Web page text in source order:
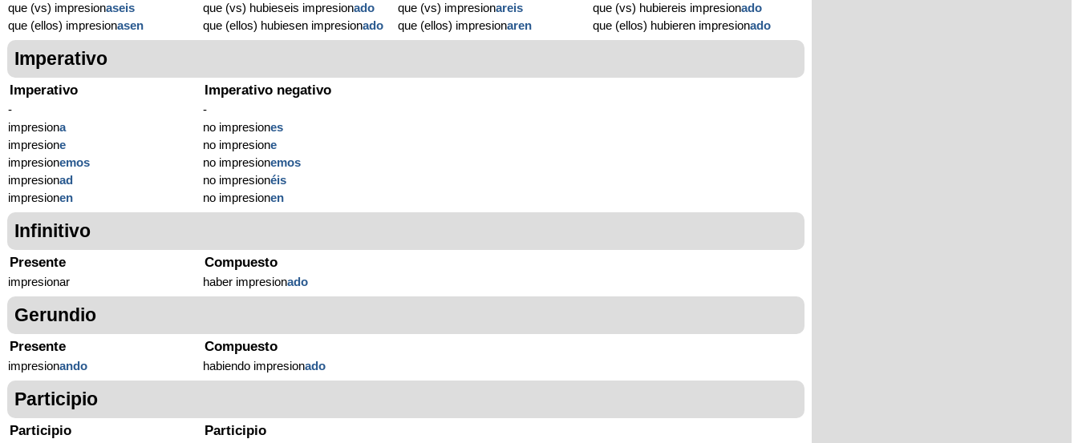
que (vs) impresionaseis
que (ellos) impresionasen
que (vs) hubieseis impresionado
que (ellos) hubiesen impresionado
que (vs) impresionareis
que (ellos) impresionaren
que (vs) hubiereis impresionado
que (ellos) hubieren impresionado
Imperativo
Imperativo
-
impresiona
impresione
impresionemos
impresionad
impresionen
Imperativo negativo
-
no impresiones
no impresione
no impresionemos
no impresionéis
no impresionen
Infinitivo
Presente
impresionar
Compuesto
haber impresionado
Gerundio
Presente
impresionando
Compuesto
habiendo impresionado
Participio
Participio Participio